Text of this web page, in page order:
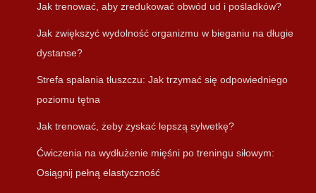
Jak trenować, aby zredukować obwód ud i pośladków?
Jak zwiększyć wydolność organizmu w bieganiu na długie
dystanse?
Strefa spalania tłuszczu: Jak trzymać się odpowiedniego
poziomu tętna
Jak trenować, żeby zyskać lepszą sylwetkę?
Ćwiczenia na wydłużenie mięśni po treningu siłowym:
Osiągnij pełną elastyczność